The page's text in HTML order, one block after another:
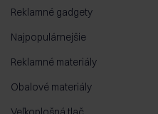
Reklamné gadgety
Najpopulárnejšie
Reklamné materiály
Obalové materiály